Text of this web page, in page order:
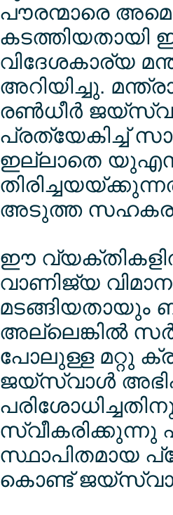
പൗരന്മാരെ
കടത്തിയതായി
വിദേശകാര്യ
അറിയിച്ചു.
രണ്‍ധീര്‍
പ്രത്യേകിച്ച്
ഇല്ലാതെ
അടുത്ത
ഈ
വാണിജ്യ
മടങ്ങിയതായും
അല്ലെങ്കില്‍
പോലുള്ള മറ്റു
ജയ്സ്വാള്‍
സ്വീകരിക്കുന്നു
സ്ഥാപിതമായ
കൊണ്ട്